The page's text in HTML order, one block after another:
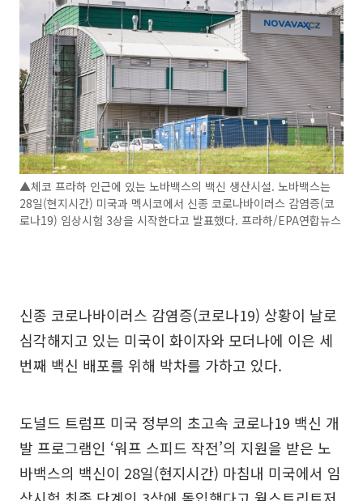
▲체코 프라하 인근에 있는 노바백스의 백신 생산시설. 노바백스는
28일(현지시간) 미국과 멕시코에서 신종 코로나바이러스 감염증(코
로나19) 임상시험 3상을 시작한다고 발표했다. 프라하/EPA연합뉴스
신종 코로나바이러스 감염증(코로나19) 상황이 날로
심각해지고 있는 미국이 화이자와 모더나에 이은 세
번째 백신 배포를 위해 박차를 가하고 있다.
도널드 트럼프 미국 정부의 초고속 코로나19 백신 개
발 프로그램인 ‘워프 스피드 작전’의 지원을 받은 노
바백스의 백신이 28일(현지시간) 마침내 미국에서 임